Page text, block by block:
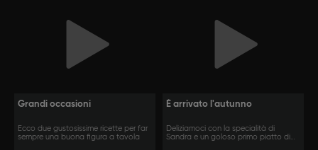
Grandi occasioni
Ecco due gustosissime ricette per far
sempre una buona figura a tavola
È arrivato l'autunno
Deliziamoci con la specialità di
Sandra e un goloso primo piatto di